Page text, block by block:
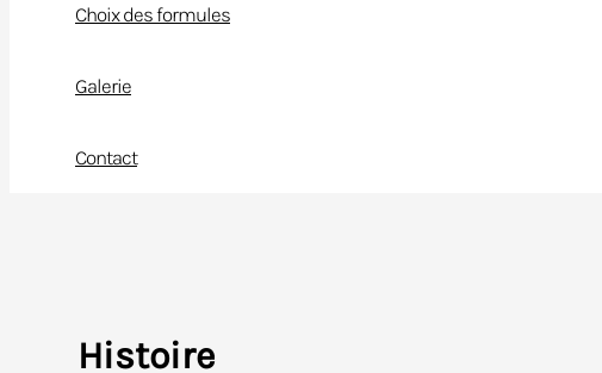
Choix des formules
Galerie
Contact
Histoire